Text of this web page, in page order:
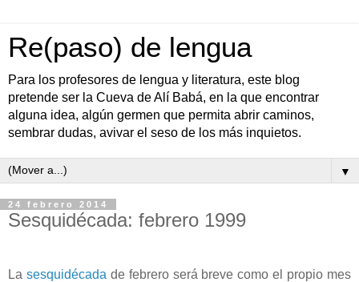
Re(paso) de lengua
Para los profesores de lengua y literatura, este blog
pretende ser la Cueva de Alí Babá, en la que encontrar
alguna idea, algún germen que permita abrir caminos,
sembrar dudas, avivar el seso de los más inquietos.
▼
24 febrero 2014
Sesquidécada: febrero 1999
La sesquidécada de febrero será breve como el propio mes